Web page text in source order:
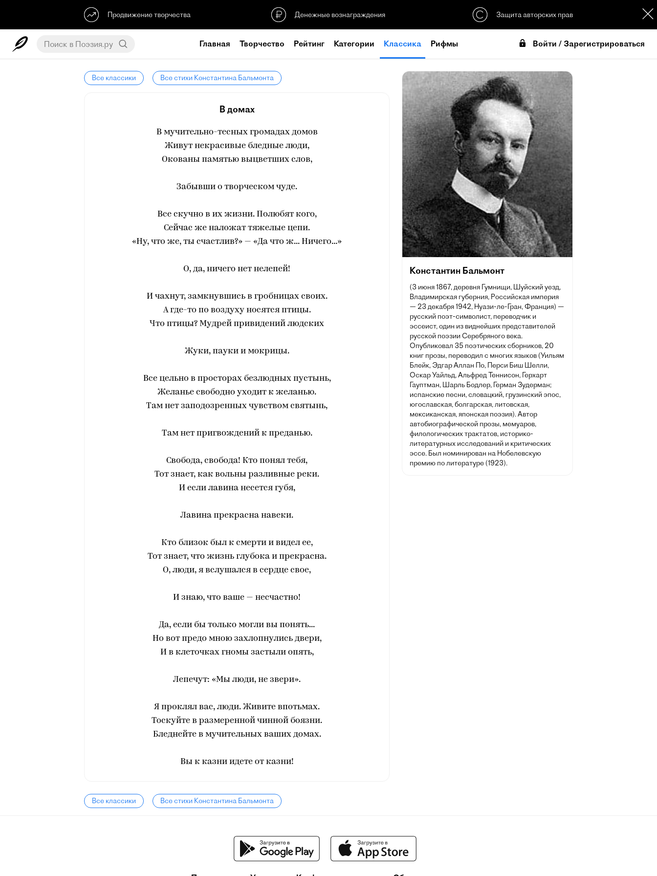
Продвижение творчества Денежные вознаграждения Защита авторских прав
Главная Творчество Рейтинг Категории Классика Рифмы Войти / Зарегистрироваться
Все классики Все стихи Константина Бальмонта
В домах
В мучительно-тесных громадах домов
Живут некрасивые бледные люди,
Окованы памятью выцветших слов,
Забывши о творческом чуде.
Все скучно в их жизни. Полюбят кого,
Сейчас же наложат тяжелые цепи.
«Ну, что же, ты счастлив?» — «Да что ж... Ничего...»
О, да, ничего нет нелепей!
И чахнут, замкнувшись в гробницах своих.
А где-то по воздуху носятся птицы.
Что птицы? Мудрей привидений людских
Жуки, пауки и мокрицы.
Все цельно в просторах безлюдных пустынь,
Желанье свободно уходит к желанью.
Там нет заподозренных чувством святынь,
Там нет пригвождений к преданью.
Свобода, свобода! Кто понял тебя,
Тот знает, как вольны разливные реки.
И если лавина несется губя,
Лавина прекрасна навеки.
Кто близок был к смерти и видел ее,
Тот знает, что жизнь глубока и прекрасна.
О, люди, я вслушался в сердце свое,
И знаю, что ваше — несчастно!
Да, если бы только могли вы понять...
Но вот предо мною захлопнулись двери,
И в клеточках гномы застыли опять,
Лепечут: «Мы люди, не звери».
Я проклял вас, люди. Живите впотьмах.
Тоскуйте в размеренной чинной боязни.
Бледнейте в мучительных ваших домах.
Вы к казни идете от казни!
Все классики Все стихи Константина Бальмонта
Константин Бальмонт
(3 июня 1867, деревня Гумнищи, Шуйский уезд,
Владимирская губерния, Российская империя
— 23 декабря 1942, Нуази-ле-Гран, Франция) —
русский поэт-символист, переводчик и
эссеист, один из виднейших представителей
русской поэзии Серебряного века.
Опубликовал 35 поэтических сборников, 20
книг прозы, переводил с многих языков (Уильям
Блейк, Эдгар Аллан По, Перси Биш Шелли,
Оскар Уайльд, Альфред Теннисон, Герхарт
Гауптман, Шарль Бодлер, Герман Зудерман;
испанские песни, словацкий, грузинский эпос,
югославская, болгарская, литовская,
мексиканская, японская поэзия). Автор
автобиографической прозы, мемуаров,
филологических трактатов, историко-
литературных исследований и критических
эссе. Был номинирован на Нобелевскую
премию по литературе (1923).